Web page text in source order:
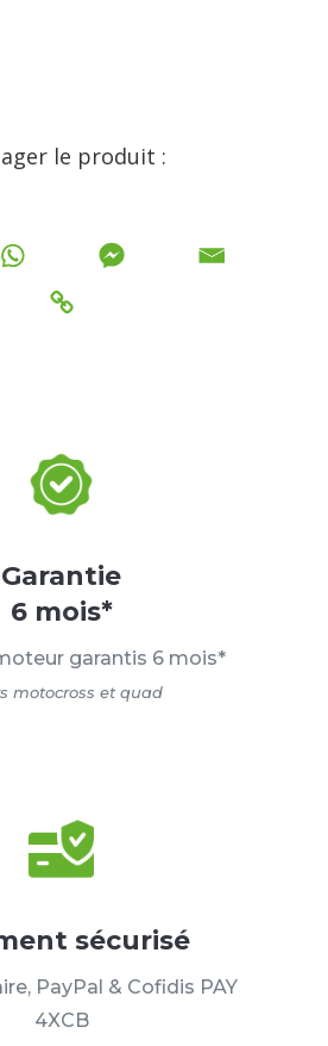
le produit :
Garantie
6 mois*
garantis 6 mois*
motocross et quad
sécurisé
PayPal & Cofidis PAY
4XCB